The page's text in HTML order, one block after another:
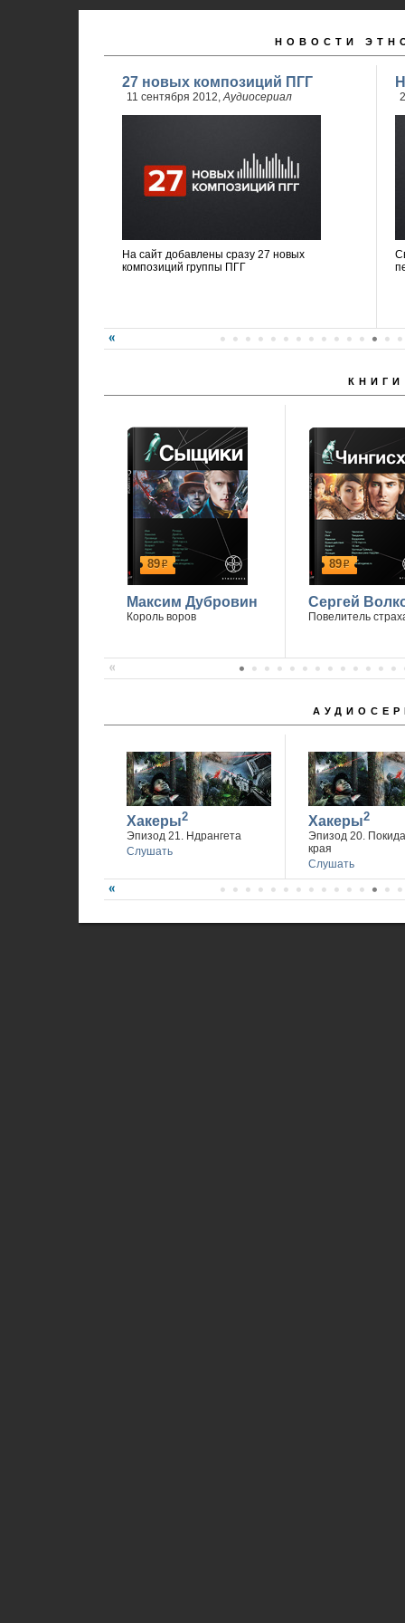
НОВОСТИ
27 новых композиций ПГГ
11 сентября 2012,Аудиосериал
На сайт добавлены сразу 27 новых
композиций группы ПГГ
КНИГИ
89р
Максим Дубровин
Король воров
89р
Сергей
Повелитель
Хакеры2
Эпизод 21. Ндрангета
Слушать
Хакеры2
Эпизод 20.
края
Слушать